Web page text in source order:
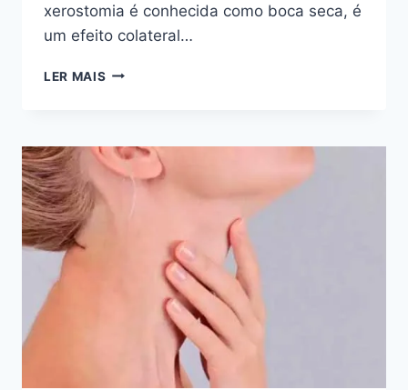
xerostomia é conhecida como boca seca, é
um efeito colateral…
LER MAIS EFEITOS